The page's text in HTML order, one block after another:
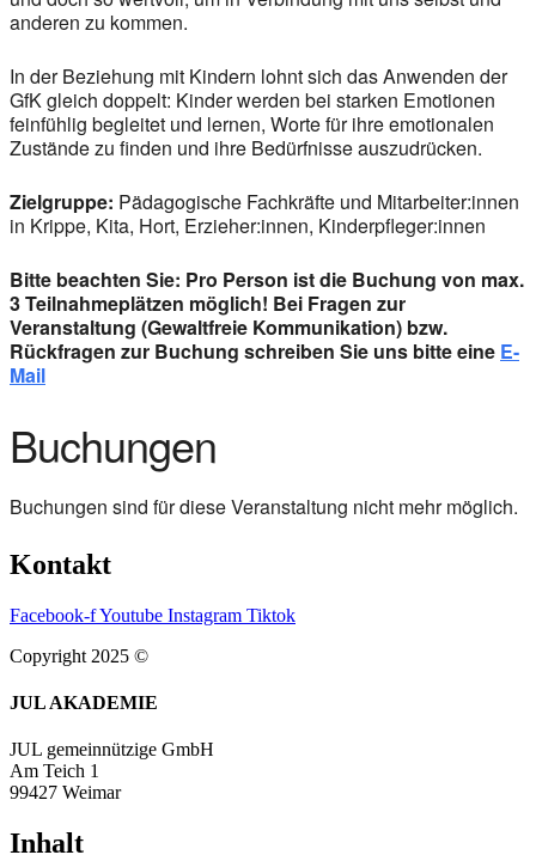
anderen zu kommen.
In der Beziehung mit Kindern lohnt sich das Anwenden der
GfK gleich doppelt: Kinder werden bei starken Emotionen
feinfühlig begleitet und lernen, Worte für ihre emotionalen
Zustände zu finden und ihre Bedürfnisse auszudrücken.
Zielgruppe: Pädagogische Fachkräfte und Mitarbeiter:innen
in Krippe, Kita, Hort, Erzieher:innen, Kinderpfleger:innen
Bitte beachten Sie: Pro Person ist die Buchung von max.
3 Teilnahmeplätzen möglich! Bei Fragen zur
Veranstaltung (Gewaltfreie Kommunikation) bzw.
Rückfragen zur Buchung schreiben Sie uns bitte eine E-
Mail
Buchungen
Buchungen sind für diese Veranstaltung nicht mehr möglich.
Kontakt
Facebook-fYoutube Instagram Tiktok
Copyright 2025 ©
JUL AKADEMIE
JUL gemeinnützige GmbH
Am Teich 1
99427 Weimar
Inhalt